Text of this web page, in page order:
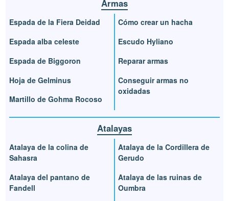
Armas
Espada de la Fiera Deidad
Espada alba celeste
Espada de Biggoron
Hoja de Gelminus
Martillo de Gohma Rocoso
Cómo crear un hacha
Escudo Hyliano
Reparar armas
Conseguir armas no
oxidadas
Atalayas
Atalaya de la colina de
Sahasra
Atalaya del pantano de
Fandell
Atalaya de la Cordillera de
Gerudo
Atalaya de las ruinas de
Oumbra